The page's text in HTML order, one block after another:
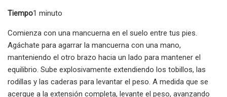
Tiempo1 minuto
Comienza con una mancuerna en el suelo entre tus pies.
Agáchate para agarrar la mancuerna con una mano,
manteniendo el otro brazo hacia un lado para mantener el
equilibrio. Sube explosivamente extendiendo los tobillos, las
rodillas y las caderas para levantar el peso. A medida que se
acerque a la extensión completa, levante el peso, avanzando